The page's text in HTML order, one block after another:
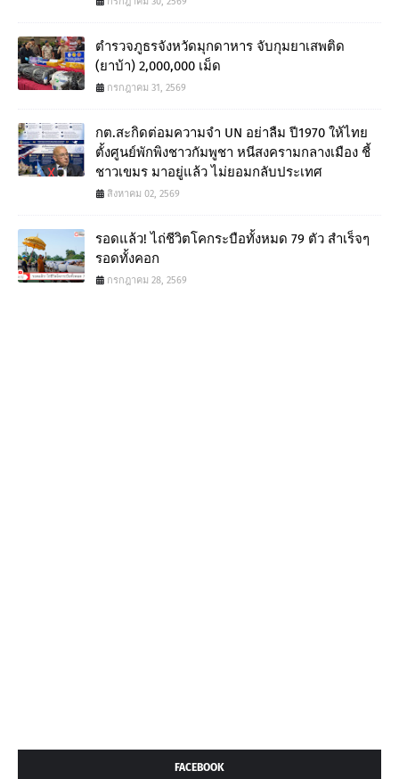
ตำรวจภูธรจังหวัดมุกดาหาร จับกุมยาเสพติด
(ยาบ้า) 2,000,000 เม็ด
กรกฎาคม 31, 2569
กต.สะกิดต่อมความจำ UN อย่าลืม ปี1970 ให้ไทย
ตั้งศูนย์พักพิงชาวกัมพูชา หนีสงครามกลางเมือง ชี้
ชาวเขมร มาอยู่แล้ว ไม่ยอมกลับประเทศ
สิงหาคม 02, 2569
รอดแล้ว! ไถ่ชีวิตโคกระบือทั้งหมด 79 ตัว สำเร็จๆ
รอดทั้งคอก
กรกฎาคม 28, 2569
FACEBOOK